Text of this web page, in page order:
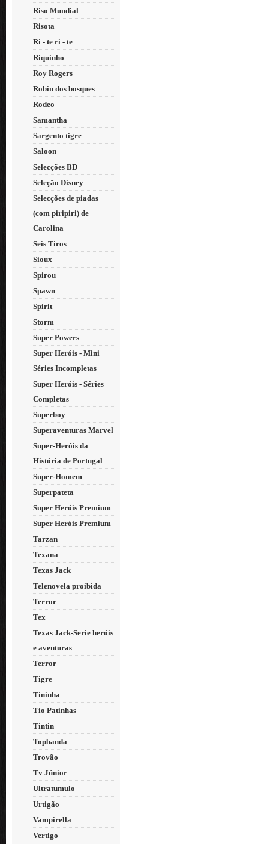
Riso Mundial
Risota
Ri - te ri - te
Riquinho
Roy Rogers
Robin dos bosques
Rodeo
Samantha
Sargento tigre
Saloon
Selecções BD
Seleção Disney
Selecções de piadas
(com piripiri) de
Carolina
Seis Tiros
Sioux
Spirou
Spawn
Spirit
Storm
Super Powers
Super Heróis - Mini
Séries Incompletas
Super Heróis - Séries
Completas
Superboy
Superaventuras Marvel
Super-Heróis da
História de Portugal
Super-Homem
Superpateta
Super Heróis Premium
Super Heróis Premium
Tarzan
Texana
Texas Jack
Telenovela proibida
Terror
Tex
Texas Jack-Serie heróis
e aventuras
Terror
Tigre
Tininha
Tio Patinhas
Tintin
Topbanda
Trovão
Tv Júnior
Ultratumulo
Urtigão
Vampirella
Vertigo